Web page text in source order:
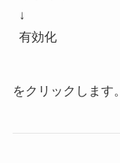
↓
有効化
をクリックします。